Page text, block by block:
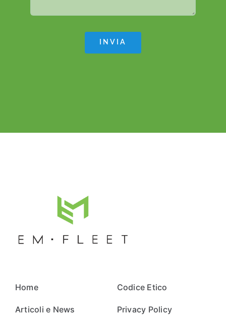
INVIA
Home
Articoli e News
Codice Etico
Privacy Policy